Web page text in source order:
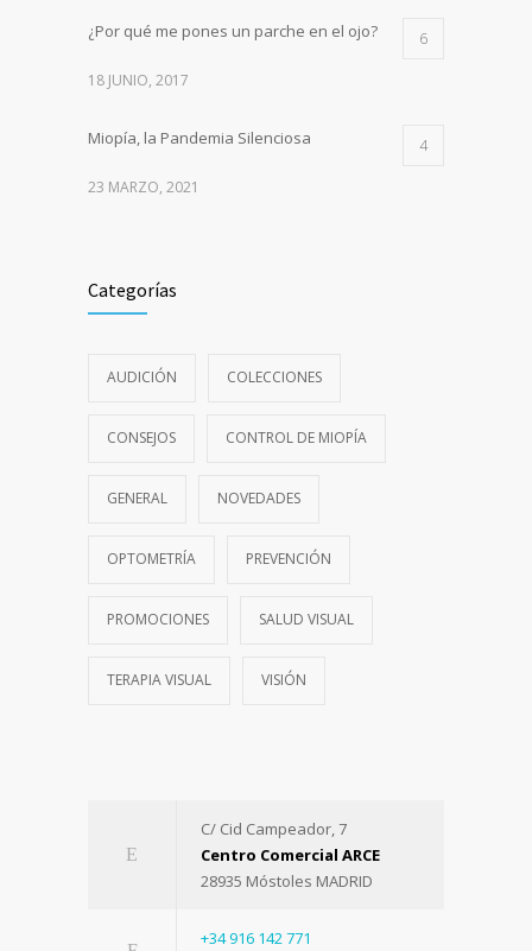
¿Por qué me pones un parche en el ojo? 6
18 JUNIO, 2017
Miopía, la Pandemia Silenciosa 4
23 MARZO, 2021
Categorías
AUDICIÓN COLECCIONES
CONSEJOS CONTROL DE MIOPÍA
GENERAL NOVEDADES
OPTOMETRÍA PREVENCIÓN
PROMOCIONES SALUD VISUAL
TERAPIA VISUAL VISIÓN
C/ Cid Campeador, 7
Centro Comercial ARCE
28935 Móstoles MADRID
+34 916 142 771